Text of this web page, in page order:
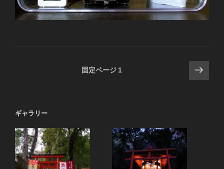
ペ
ジ
送
り
固定ページ 1
次
の
ギャラリー